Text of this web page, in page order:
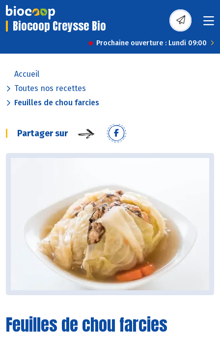
Biocoop Creysse Bio
Prochaine ouverture : Lundi 09:00
Accueil
Toutes nos recettes
Feuilles de chou farcies
Partager sur
Feuilles de chou farcies